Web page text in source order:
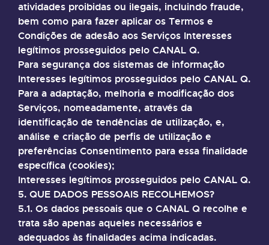
atividades proibidas ou ilegais, incluindo fraude,
bem como para fazer aplicar os Termos e
Condições de adesão aos Serviços Interesses
legítimos prosseguidos pelo CANAL Q.
Para segurança dos sistemas de informação
Interesses legítimos prosseguidos pelo CANAL Q.
Para a adaptação, melhoria e modificação dos
Serviços, nomeadamente, através da
identificação de tendências de utilização, e,
análise e criação de perfis de utilização e
preferências Consentimento para essa finalidade
específica (cookies);
Interesses legítimos prosseguidos pelo CANAL Q.
5. QUE DADOS PESSOAIS RECOLHEMOS?
5.1. Os dados pessoais que o CANAL Q recolhe e
trata são apenas aqueles necessários e
adequados às finalidades acima indicadas.